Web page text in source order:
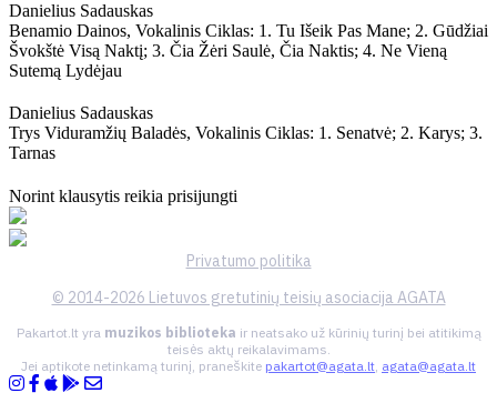
Danielius Sadauskas
Benamio Dainos, Vokalinis Ciklas: 1. Tu Išeik Pas Mane; 2. Gūdžiai
Švokštė Visą Naktį; 3. Čia Žėri Saulė, Čia Naktis; 4. Ne Vieną
Sutemą Lydėjau
Danielius Sadauskas
Trys Viduramžių Baladės, Vokalinis Ciklas: 1. Senatvė; 2. Karys; 3.
Tarnas
Norint klausytis reikia prisijungti
Privatumo politika
© 2014-2026 Lietuvos gretutinių teisių asociacija AGATA
Pakartot.lt yra muzikos biblioteka ir neatsako už kūrinių turinį bei atitikimą
teisės aktų reikalavimams.
Jei aptikote netinkamą turinį, praneškite pakartot@agata.lt, agata@agata.lt